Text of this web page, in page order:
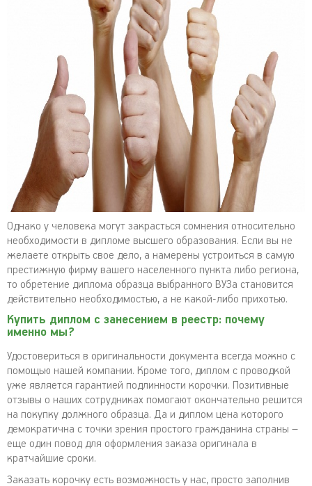
Однако у человека могут закрасться сомнения относительно
необходимости в дипломе высшего образования. Если вы не
желаете открыть свое дело, а намерены устроиться в самую
престижную фирму вашего населенного пункта либо региона,
то обретение диплома образца выбранного ВУЗа становится
действительно необходимостью, а не какой-либо прихотью.
Купить диплом с занесением в реестр: почему
именно мы?
Удостовериться в оригинальности документа всегда можно с
помощью нашей компании. Кроме того, диплом с проводкой
уже является гарантией подлинности корочки. Позитивные
отзывы о наших сотрудниках помогают окончательно решится
на покупку должного образца. Да и диплом цена которого
демократична с точки зрения простого гражданина страны –
еще один повод для оформления заказа оригинала в
кратчайшие сроки.
Заказать корочку есть возможность у нас, просто заполнив